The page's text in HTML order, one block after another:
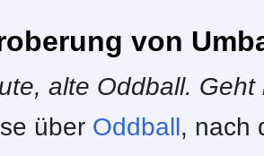
von
alte Oddball. Geht
über Oddball, nach